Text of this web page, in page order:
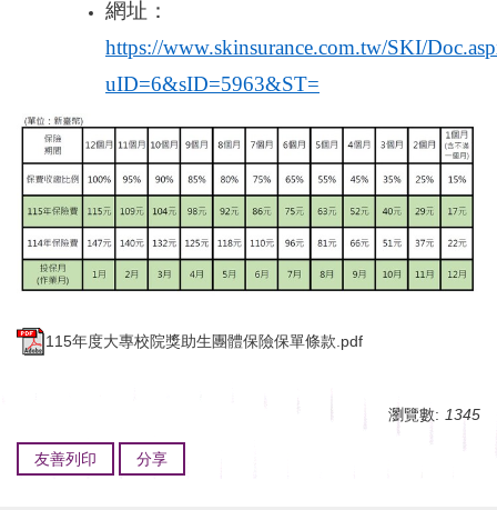
網址：
https://www.skinsurance.com.tw/SKI/
uID=6&sID=5963&ST=
115年度大專校院獎助生團體保險保單條款.pdf
瀏覽數: 1345
友善列印 分享